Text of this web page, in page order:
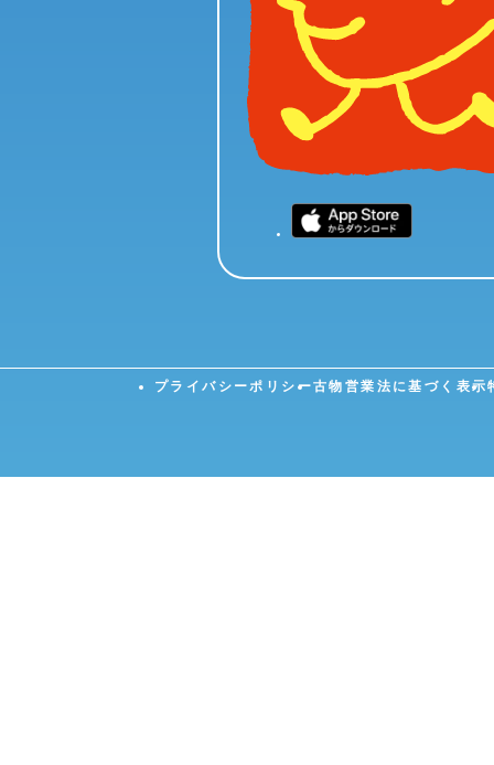
プライバシーポリシー古物営業法に基づく表示